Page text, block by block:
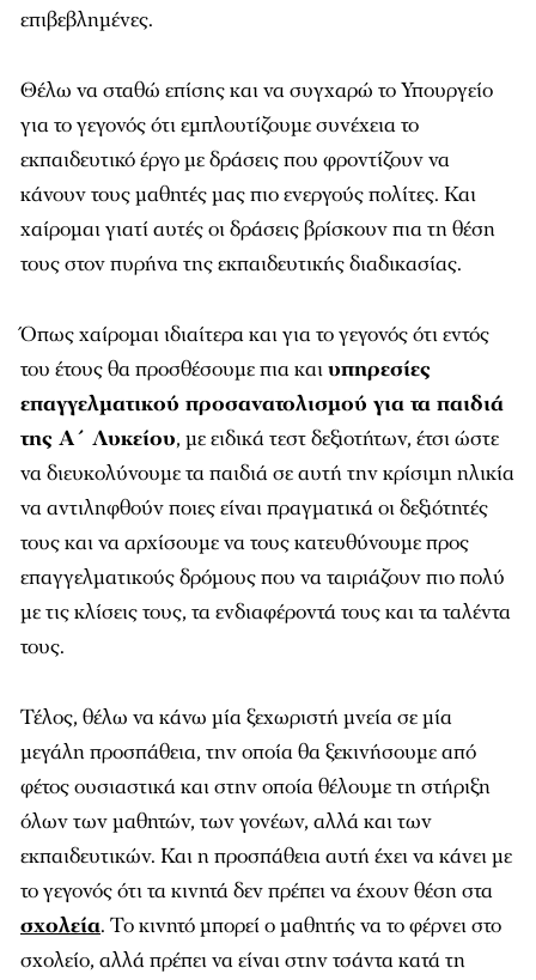
επιβεβλημένες.
Θέλω να σταθώ επίσης και να συγχαρώ το Υπουργείο
για το γεγονός ότι εμπλουτίζουμε συνέχεια το
εκπαιδευτικό έργο με δράσεις που φροντίζουν να
κάνουν τους μαθητές μας πιο ενεργούς πολίτες. Και
χαίρομαι γιατί αυτές οι δράσεις βρίσκουν πια τη θέση
τους στον πυρήνα της εκπαιδευτικής διαδικασίας.
Όπως χαίρομαι ιδιαίτερα και για το γεγονός ότι εντός
του έτους θα προσθέσουμε πια καιυπηρεσίες
επαγγελματικού προσανατολισμού για τα παιδιά
της Α΄ Λυκείου, με ειδικά τεστ δεξιοτήτων, έτσι ώστε
να διευκολύνουμε τα παιδιά σε αυτή την κρίσιμη ηλικία
να αντιληφθούν ποιες είναι πραγματικά οι δεξιότητές
τους και να αρχίσουμε να τους κατευθύνουμε προς
επαγγελματικούς δρόμους που να ταιριάζουν πιο πολύ
με τις κλίσεις τους, τα ενδιαφέροντά τους και τα ταλέντα
τους.
Τέλος, θέλω να κάνω μία ξεχωριστή μνεία σε μία
μεγάλη προσπάθεια, την οποία θα ξεκινήσουμε από
φέτος ουσιαστικά και στην οποία θέλουμε τη στήριξη
όλων των μαθητών, των γονέων, αλλά και των
εκπαιδευτικών. Και η προσπάθεια αυτή έχει να κάνει με
το γεγονός ότι τα κινητά δεν πρέπει να έχουν θέση στα
σχολεία. Το κινητό μπορεί ο μαθητής να το φέρνει στο
σχολείο, αλλά πρέπει να είναι στην τσάντα κατά τη